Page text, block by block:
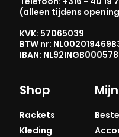
(alleen tijdens
KVK: 57065039
BTW nr:
IBAN:
Shop
Rackets
Kleding